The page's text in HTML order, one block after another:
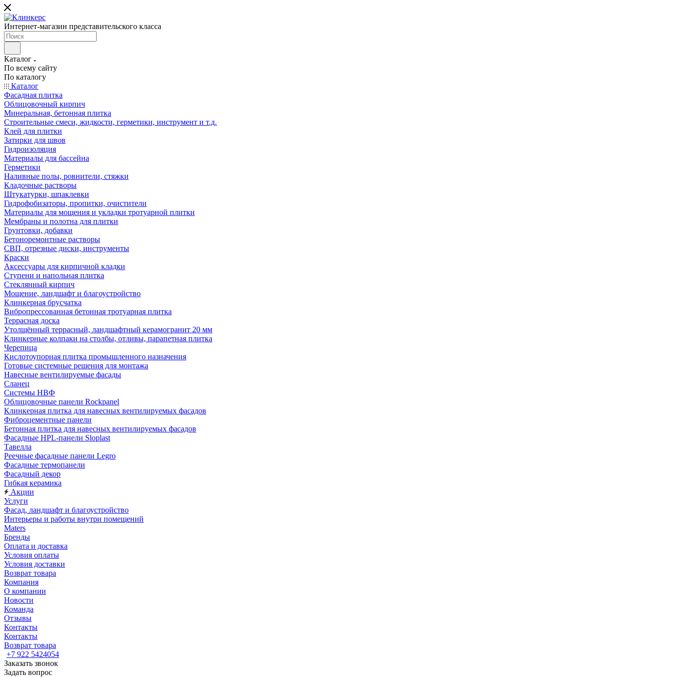
Интернет-магазин представительского класса
Каталог
По всему сайту
По каталогу
Каталог
Фасадная плитка
Облицовочный кирпич
Минеральная, бетонная плитка
Строительные смеси, жидкости, герметики, инструмент и т.д.
Клей для плитки
Затирки для швов
Гидроизоляция
Материалы для бассейна
Герметики
Наливные полы, ровнители, стяжки
Кладочные растворы
Штукатурки, шпаклевки
Гидрофобизаторы, пропитки, очистители
Материалы для мощения и укладки тротуарной плитки
Мембраны и полотна для плитки
Грунтовки, добавки
Бетоноремонтные растворы
СВП, отрезные диски, инструменты
Краски
Аксессуары для кирпичной кладки
Ступени и напольная плитка
Cтеклянный кирпич
Мощение, ландшафт и благоустройство
Клинкерная брусчатка
Вибропрессованная бетонная тротуарная плитка
Террасная доска
Утолщённый террасный, ландшафтный керамогранит 20 мм
Клинкерные колпаки на столбы, отливы, парапетная плитка
Черепица
Кислотоупорная плитка промышленного назначения
Готовые системные решения для монтажа
Навесные вентилируемые фасады
Сланец
Системы НВФ
Облицовочные панели Rockpanel
Клинкерная плитка для навесных вентилируемых фасадов
Фиброцементные панели
Бетонная плитка для навесных вентилируемых фасадов
Фасадные HPL-панели Sloplast
Тавелла
Реечные фасадные панели Legro
Фасадные термопанели
Фасадный декор
Гибкая керамика
Акции
Услуги
Фасад, ландшафт и благоустройство
Интерьеры и работы внутри помещений
Maters
Бренды
Оплата и доставка
Условия оплаты
Условия доставки
Возврат товара
Компания
О компании
Новости
Команда
Отзывы
Контакты
Контакты
Возврат товара
+7 922 5424054
Заказать звонок
Задать вопрос